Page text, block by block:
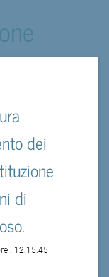
dei
di
: 12:15:45